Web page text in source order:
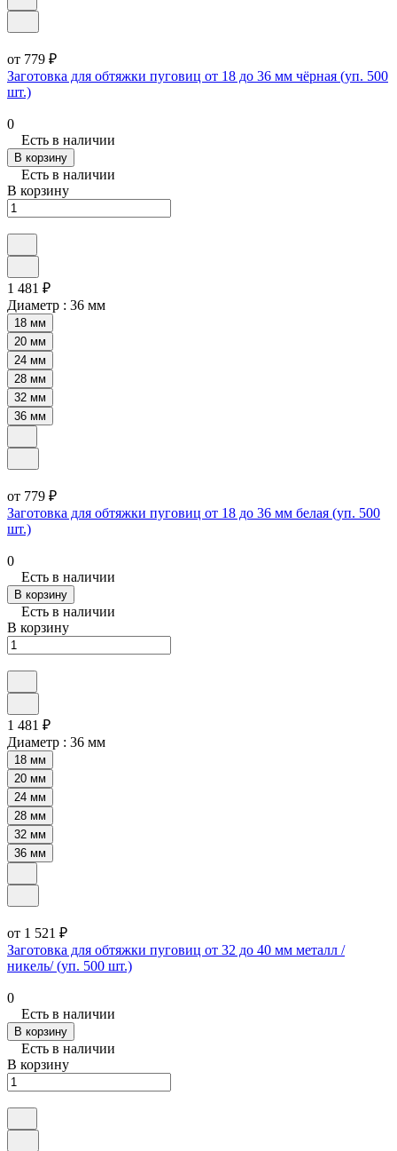
от 779 ₽
Заготовка для обтяжки пуговиц от 18 до 36 мм чёрная (уп. 500
шт.)
0
Есть в наличии
В корзину
Есть в наличии
В корзину
1 481 ₽
Диаметр : 36 мм
18 мм
20 мм
24 мм
28 мм
32 мм
36 мм
от 779 ₽
Заготовка для обтяжки пуговиц от 18 до 36 мм белая (уп. 500
шт.)
0
Есть в наличии
В корзину
Есть в наличии
В корзину
1 481 ₽
Диаметр : 36 мм
18 мм
20 мм
24 мм
28 мм
32 мм
36 мм
от 1 521 ₽
Заготовка для обтяжки пуговиц от 32 до 40 мм металл /
никель/ (уп. 500 шт.)
0
Есть в наличии
В корзину
Есть в наличии
В корзину